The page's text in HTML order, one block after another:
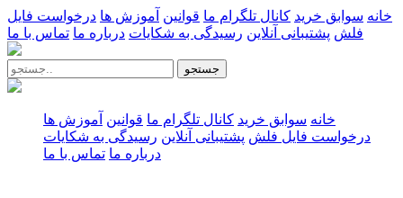
خانه سوابق خرید کانال تلگرام ما قوانین آموزش ها درخواست فایل
فلش پشتیبانی آنلاین رسیدگی به شکایات درباره ما تماس با ما
جستجو
خانه سوابق خرید کانال تلگرام ما قوانین آموزش ها
درخواست فایل فلش پشتیبانی آنلاین رسیدگی به شکایات
درباره ما تماس با ما